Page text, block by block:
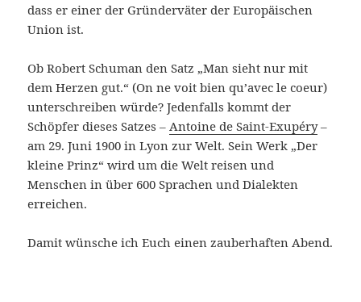
dass er einer der Gründerväter der Europäischen
Union ist.
Ob Robert Schuman den Satz „Man sieht nur mit
dem Herzen gut.“ (On ne voit bien qu’avec le coeur)
unterschreiben würde? Jedenfalls kommt der
Schöpfer dieses Satzes – Antoine de Saint-Exupéry–
am 29. Juni 1900 in Lyon zur Welt. Sein Werk „Der
kleine Prinz“ wird um die Welt reisen und
Menschen in über 600 Sprachen und Dialekten
erreichen.
Damit wünsche ich Euch einen zauberhaften Abend.